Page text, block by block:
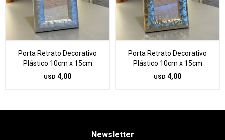
Porta Retrato Decorativo
Plástico 10cm x 15cm
USD 4,00
Porta Retrato Decorativo
Plástico 10cm x 15cm
USD 4,00
Newsletter